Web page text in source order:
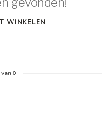
WINKELEN
van 0